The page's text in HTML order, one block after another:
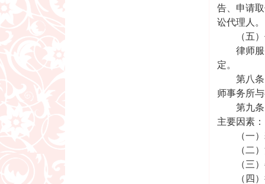
告、申请
讼代理人。
（五）
律师服务
定。
第八条
师事务所
第九条
主要因素：
（一）
（二）
（三）
（四）